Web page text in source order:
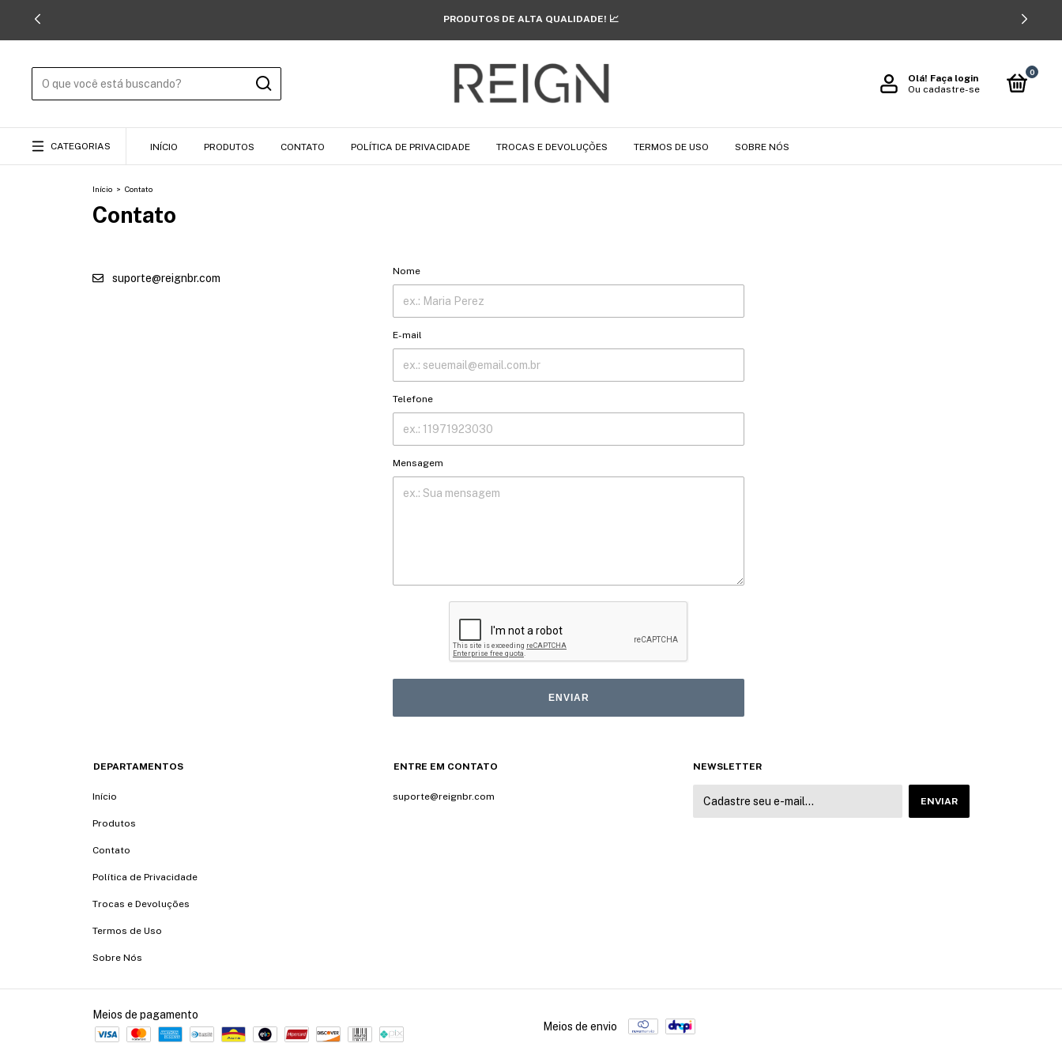
PRODUTOS DE ALTA QUALIDADE! 📈
Olá! Faça login
Ou cadastre-se
0
CATEGORIAS INÍCIO PRODUTOS CONTATO POLÍTICA DE PRIVACIDADE TROCAS E DEVOLUÇÕES TERMOS DE USO SOBRE NÓS
Início > Contato
Contato
suporte@reignbr.com
Nome
E-mail
Telefone
Mensagem
ENVIAR
DEPARTAMENTOS
Início
Produtos
Contato
Política de Privacidade
Trocas e Devoluções
Termos de Uso
Sobre Nós
ENTRE EM CONTATO
suporte@reignbr.com
NEWSLETTER
Meios de pagamento
Meios de envio